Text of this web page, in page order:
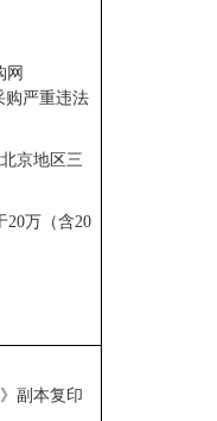
网
购严重违法
北京地区三
20万（含20
副本复印